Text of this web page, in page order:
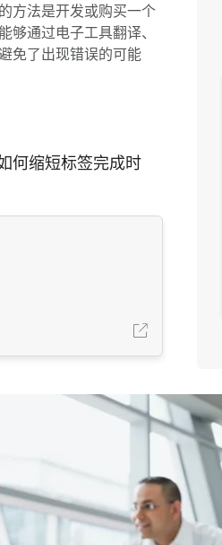
方法是开发或购买一个
通过电子工具翻译、
免了出现错误的可能
何缩短标签完成时